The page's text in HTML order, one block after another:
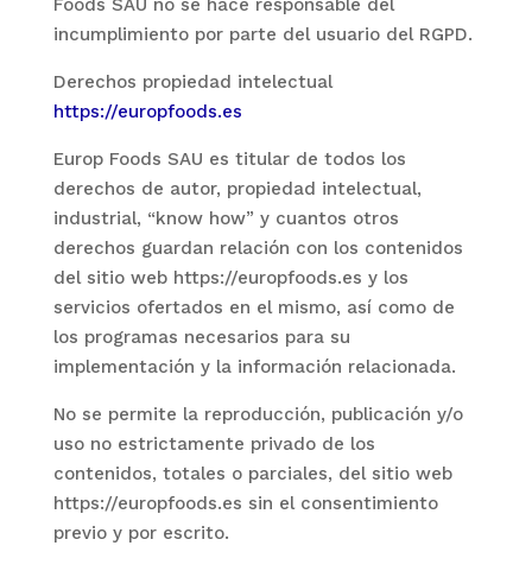
Foods SAU no se hace responsable del
incumplimiento por parte del usuario del RGPD.
Derechos propiedad intelectual
https://europfoods.es
Europ Foods SAU es titular de todos los
derechos de autor, propiedad intelectual,
industrial, “know how” y cuantos otros
derechos guardan relación con los contenidos
del sitio web https://europfoods.es y los
servicios ofertados en el mismo, así como de
los programas necesarios para su
implementación y la información relacionada.
No se permite la reproducción, publicación y/o
uso no estrictamente privado de los
contenidos, totales o parciales, del sitio web
https://europfoods.es sin el consentimiento
previo y por escrito.